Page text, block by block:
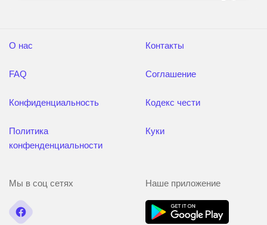
О нас
FAQ
Конфиденциальность
Политика
конфенденциальности
Контакты
Соглашение
Кодекс чести
Куки
Мы в соц сетях Наше приложение